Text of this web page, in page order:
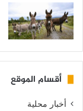
أقسام الموقع
أخبار محلية